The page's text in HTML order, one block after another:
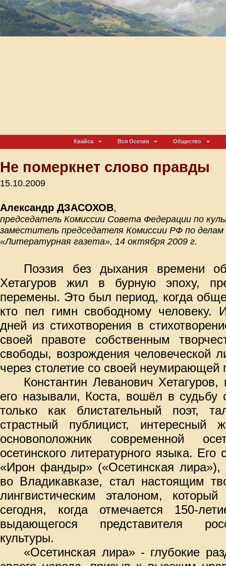
Квайса Вся Осетия Общество
Не померкнет слово правды
15.10.2009
Александр ДЗАСОХОВ,
председатель Комиссии Совета Федерации по
заместитель председателя Комиссии РФ по
«Литературная газета», 14 октября 2009 г.
Поэзия без дыхания времени
Хетагуров жил в бурную эпоху,
перемены. Это был период, когда
кто пел гимн свободному человеку.
дней из стихотворения в
своей правоте собственным
свободы, возрождения человеческой
через столетие со своей неумирающей
Константин Леванович
его называли, Коста, вошёл в судьбу
только как блистательный поэт,
страстный публицист,
основоположник современной
осетинского литературного языка. Его
«Ирон фандыр» («Осетинская лира»),
во Владикавказе, стал настоящим
лингвистическим эталоном,
сегодня, когда отмечается 150-
выдающегося представителя
культуры.
«Осетинская лира» - глубокие